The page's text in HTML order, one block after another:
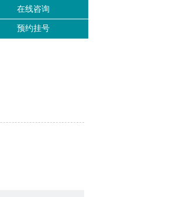
在线咨询
预约挂号